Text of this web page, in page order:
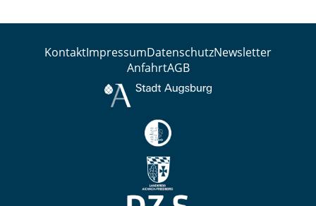
KontaktImpressumDatenschutzNewsletter
AnfahrtAGB